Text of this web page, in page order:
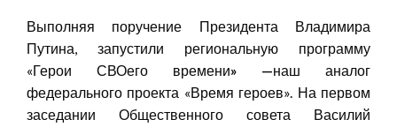
Выполняя поручение Президента Владимира
Путина, запустили региональную программу
«Герои СВОего времени» —наш аналог
федерального проекта «Время героев». На первом
заседании Общественного совета Василий